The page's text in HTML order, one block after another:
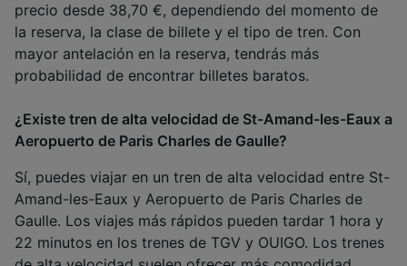
precio desde 38,70 €, dependiendo del momento de
la reserva, la clase de billete y el tipo de tren. Con
mayor antelación en la reserva, tendrás más
probabilidad de encontrar billetes baratos.
¿Existe tren de alta velocidad de St-Amand-les-Eaux a
Aeropuerto de Paris Charles de Gaulle?
Sí, puedes viajar en un tren de alta velocidad entre St-
Amand-les-Eaux y Aeropuerto de Paris Charles de
Gaulle. Los viajes más rápidos pueden tardar 1 hora y
22 minutos en los trenes de TGV y OUIGO. Los trenes